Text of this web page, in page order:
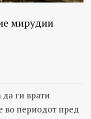
мирудии
да ги врати
во периодот пред